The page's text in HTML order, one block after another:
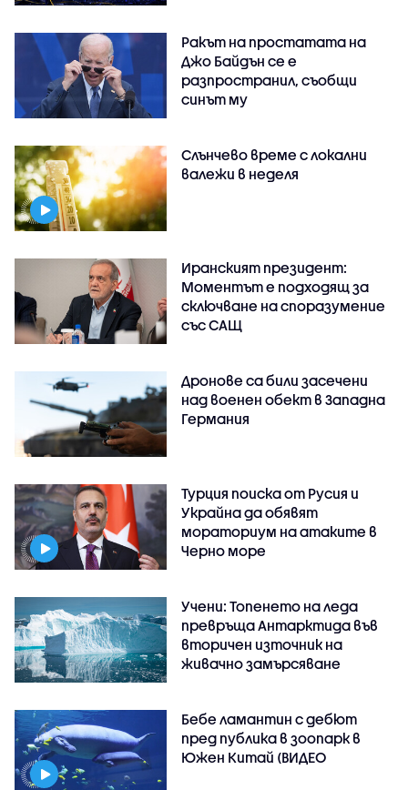
Ракът на простатата на
Джо Байдън се е
разпространил, съобщи
синът му
Слънчево време с локални
валежи в неделя
Иранският президент:
Моментът е подходящ за
сключване на споразумение
със САЩ
Дронове са били засечени
над военен обект в Западна
Германия
Турция поиска от Русия и
Украйна да обявят
мораториум на атаките в
Черно море
Учени: Топенето на леда
превръща Антарктида във
вторичен източник на
живачно замърсяване
Бебе ламантин с дебют
пред публика в зоопарк в
Южен Китай (ВИДЕО